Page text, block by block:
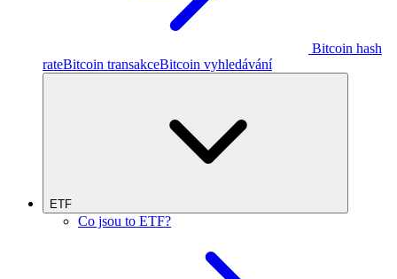
Bitcoin hash
rateBitcoin transakceBitcoin vyhledávání
ETF
Co jsou to ETF?